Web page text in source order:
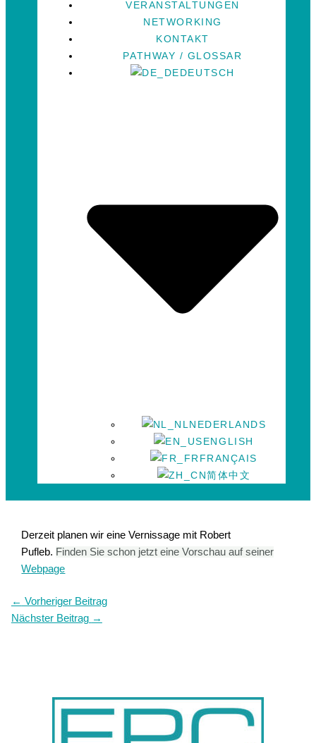
VERANSTALTUNGEN
NETWORKING
KONTAKT
PATHWAY / GLOSSAR
DEUTSCH
NEDERLANDS
ENGLISH
FRANÇAIS
简体中文
Derzeit planen wir eine Vernissage mit Robert
Pufleb. Finden Sie schon jetzt eine Vorschau auf seiner
Webpage
← Vorheriger Beitrag
Nächster Beitrag →